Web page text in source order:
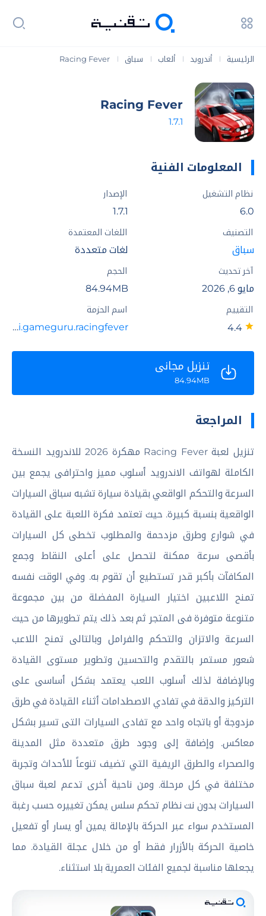
الرئيسية | أندرويد | ألعاب | سباق |
Racing Fever
Racing Fever
1.7.1
المعلومات الفنية
نظام التشغيل
6.0
الإصدار
1.7.1
التصنيف
سباق
اللغات المعتمدة
لغات متعددة
آخر تحديث
مايو 6, 2026
الحجم
84.94MB
التقييم اسم الحزمة
mobi.gameguru.racingfever
تنزيل مجاني
84.94MB
المراجعة
تنزيل لعبة Racing Fever مهكرة 2026 للاندرويد النسخة
الكاملة لهواتف الاندرويد أسلوب مميز واحترافى يجمع بين
السرعة والتحكم الواقعي بقيادة سيارة تشبه سباق السيارات
الواقعية بنسبة كبيرة. حيث تعتمد فكرة اللعبة على القيادة
في شوارع وطرق مزدحمة والمطلوب تخطى كل السيارات
بأقصى سرعة ممكنة لتحصل على أعلى النقاط وجمع
المكافآت بأكبر قدر تستطيع أن تقوم به. وفي الوقت نفسه
تمنح اللاعبين اختيار السيارة المفضلة من بين مجموعة
متنوعة متوفرة فى المتجر ثم بعد ذلك يتم تطويرها من حيث
السرعة والاتزان والتحكم والفرامل وبالتالى تمنح اللاعب
شعور مستمر بالتقدم والتحسين وتطوير مستوى القيادة
وبالإضافة لذلك أسلوب اللعب يعتمد بشكل أساسى على
التركيز والدقة في تفادي الاصطدامات أثناء القيادة في طرق
مزدوجة أو باتجاه واحد مع تفادى السيارات التى تسير بشكل
معاكس. وإضافة إلى وجود طرق متعددة مثل المدينة
والصحراء والطرق الريفية التي تضيف تنوعاً للأحداث وتجربة
مختلفة في كل مرحلة. ومن ناحية أخرى تدعم لعبة سباق
السيارات بدون نت نظام تحكم سلس يمكن تغييره حسب رغبة
المستخدم سواء عبر الحركة بالإمالة يمين أو يسار أو تفعيل
خاصية الحركة بالأزرار فقط أو من خلال عجلة القيادة. مما
يجعلها مناسبة لجميع الفئات العمرية بلا استثناء.